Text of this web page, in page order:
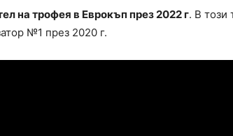
на трофея в Еврокъп през 2022 г. В този
№1 през 2020 г.